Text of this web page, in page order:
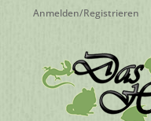
Anmelden/Registrieren